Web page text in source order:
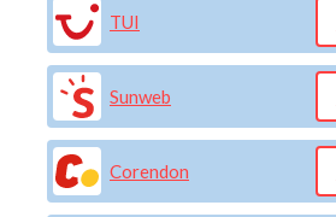
TUI
Sunweb
Corendon